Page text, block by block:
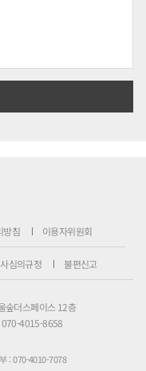
방침 이용자위원회
심의규정 불편신고
숲더스페이스 12층
070-4015-8658
: 070-4010-7078